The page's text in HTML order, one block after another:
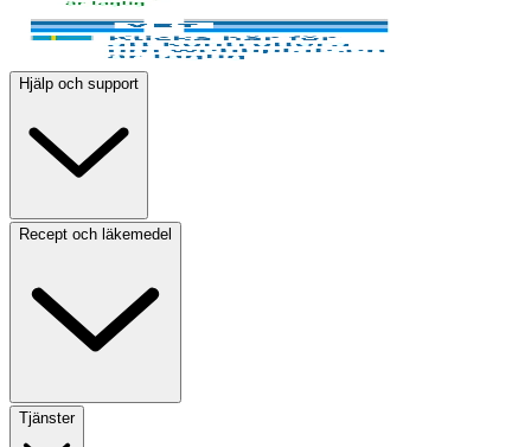
Hjälp och support
Recept och läkemedel
Tjänster